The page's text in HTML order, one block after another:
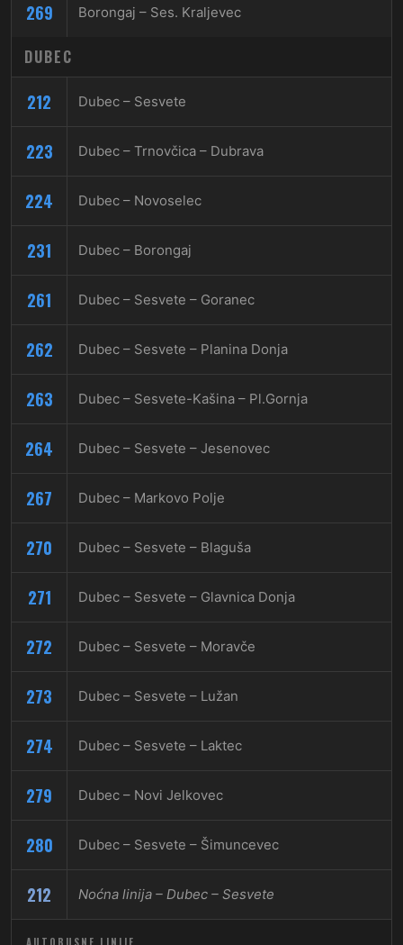
269 Borongaj – Ses. Kraljevec
DUBEC
212 Dubec – Sesvete
223 Dubec – Trnovčica – Dubrava
224 Dubec – Novoselec
231 Dubec – Borongaj
261 Dubec – Sesvete – Goranec
262 Dubec – Sesvete – Planina Donja
263 Dubec – Sesvete-Kašina – Pl.Gornja
264 Dubec – Sesvete – Jesenovec
267 Dubec – Markovo Polje
270 Dubec – Sesvete – Blaguša
271 Dubec – Sesvete – Glavnica Donja
272 Dubec – Sesvete – Moravče
273 Dubec – Sesvete – Lužan
274 Dubec – Sesvete – Laktec
279 Dubec – Novi Jelkovec
280 Dubec – Sesvete – Šimuncevec
212 Noćna linija – Dubec – Sesvete